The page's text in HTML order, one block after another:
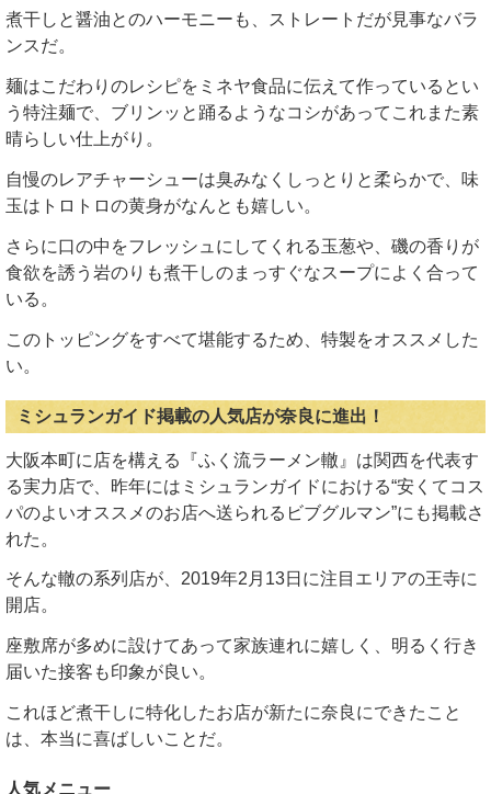
煮干しと醤油とのハーモニーも、ストレートだが見事なバラ
ンスだ。
麺はこだわりのレシピをミネヤ食品に伝えて作っているとい
う特注麺で、ブリンッと踊るようなコシがあってこれまた素
晴らしい仕上がり。
自慢のレアチャーシューは臭みなくしっとりと柔らかで、味
玉はトロトロの黄身がなんとも嬉しい。
さらに口の中をフレッシュにしてくれる玉葱や、磯の香りが
食欲を誘う岩のりも煮干しのまっすぐなスープによく合って
いる。
このトッピングをすべて堪能するため、特製をオススメした
い。
ミシュランガイド掲載の人気店が奈良に進出！
大阪本町に店を構える『ふく流ラーメン轍』は関西を代表す
る実力店で、昨年にはミシュランガイドにおける“安くてコス
パのよいオススメのお店へ送られるビブグルマン”にも掲載さ
れた。
そんな轍の系列店が、2019年2月13日に注目エリアの王寺に
開店。
座敷席が多めに設けてあって家族連れに嬉しく、明るく行き
届いた接客も印象が良い。
これほど煮干しに特化したお店が新たに奈良にできたこと
は、本当に喜ばしいことだ。
人気メニュー